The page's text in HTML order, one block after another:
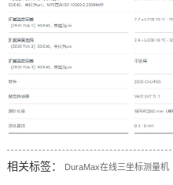
相关标签： DuraMax在线三坐标测量机